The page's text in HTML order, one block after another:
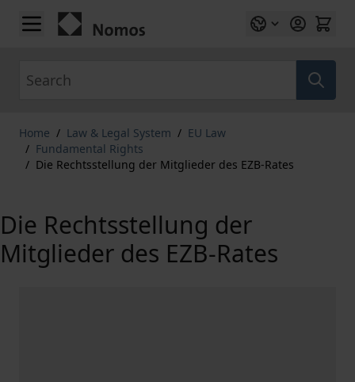
Skip to Content
Home / Law & Legal System / EU Law
/ Fundamental Rights
/ Die Rechtsstellung der Mitglieder des EZB-Rates
Die Rechtsstellung der
Mitglieder des EZB-Rates